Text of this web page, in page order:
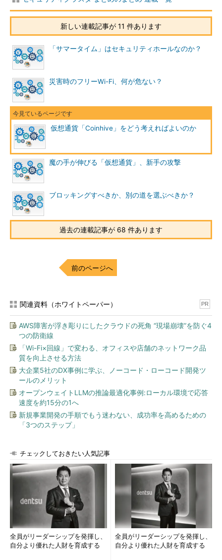
新しい連載記事が 11 件あります
「サマータイム」はセキュリティホールなのか？
災害時のフリーWi-Fi、何が危ない？
仮想通貨「Coinhive」をどう考えればよいのか
魔の手が伸びる「仮想通貨」、新手の攻撃
ブロッキングすべきか、別の道を選ぶべきか？
過去の連載記事が 68 件あります
前のページへ
関連資料（ホワイトペーパー） PR
AWS障害が浮き彫りにしたクラウドの死角 “現場崩壊”を防ぐ4
つの防衛線
「Wi-Fi×回線」で変わる、オフィスや店舗のネットワーク品
質を向上させる方法
大企業5社のDX事例に学ぶ、ノーコード・ローコード開発ツ
ールのメリット
オープンウェイトLLMの推論最適化事例:ローカル環境で応答
速度を約15分の1へ
新規事業開発の手順でもう迷わない、成功率を高めるための
「3つのステップ」
チェックしておきたい人気記事
全員がリーダーシップを発揮し、
自分より優れた人財を育成する
全員がリーダーシップを発揮し、
自分より優れた人財を育成する